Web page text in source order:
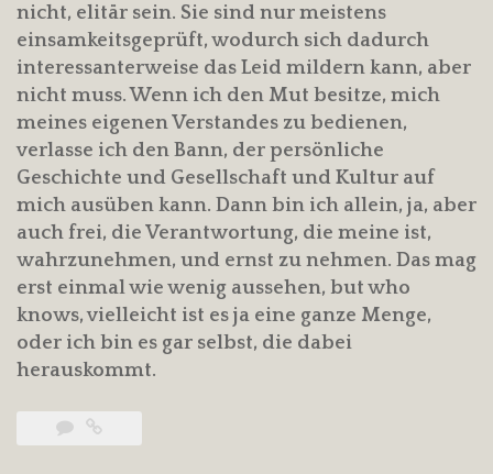
nicht, elitär sein. Sie sind nur meistens
einsamkeitsgeprüft, wodurch sich dadurch
interessanterweise das Leid mildern kann, aber
nicht muss. Wenn ich den Mut besitze, mich
meines eigenen Verstandes zu bedienen,
verlasse ich den Bann, der persönliche
Geschichte und Gesellschaft und Kultur auf
mich ausüben kann. Dann bin ich allein, ja, aber
auch frei, die Verantwortung, die meine ist,
wahrzunehmen, und ernst zu nehmen. Das mag
erst einmal wie wenig aussehen, but who
knows, vielleicht ist es ja eine ganze Menge,
oder ich bin es gar selbst, die dabei
herauskommt.